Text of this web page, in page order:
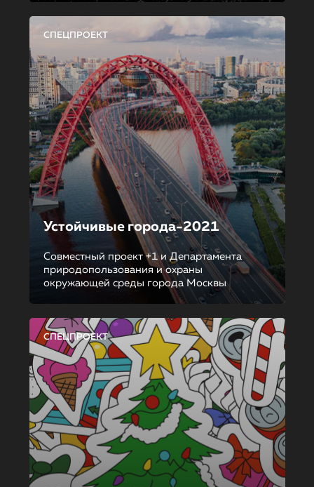
СПЕЦПРОЕКТ
Устойчивые города-2021
Совместный проект +1 и Департамента
природопользования и охраны
окружающей среды города Москвы
СПЕЦПРОЕКТ